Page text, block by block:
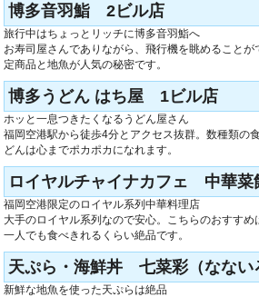
博多音羽鮨 2ビル店
旅行中はちょっとリッチに博多音羽鮨へ
お寿司屋さんでありながら、飛行機を眺めること
定商品と地魚が人気の秘密です。
博多うどん はち屋 1ビル店
ホッと一息つきたくなるうどん屋さん
福岡空港駅から徒歩4分とアクセス抜群。数種類の
どんは心までポカポカになれます。
ロイヤルチャイナカフェ 中華菜
福岡空港限定のロイヤル系列中華料理店
大手のロイヤル系列なので安心。こちらのおすすめ
一人でも食べきれるくらい絶品です。
天ぷら・海鮮丼 七菜彩（なない
新鮮な地魚を使った天ぷらは絶品